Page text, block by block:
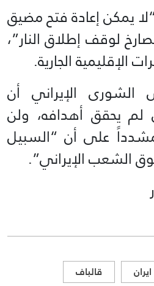
يمكن إعادة فتح مضيق
لوقف إطلاق النار”،
الإقليمية الجارية.
الإيراني أن
لم يحقق أهدافه، ولن
مشدداً على أن “السبيل
الشعب الإيراني”.
ايران قالباف